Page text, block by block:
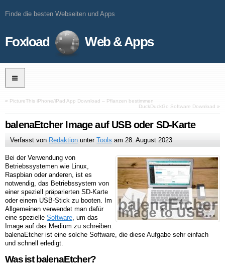
Finde die besten Webseiten und Apps
Foxload Web & Apps
« PictureThis iPhone/iPad App Download – Pflanzen bestimmen
DuckDuckGo Software Download »
balenaEtcher Image auf USB oder SD-Karte
Verfasst von Redaktion unterTools am28. August 2023
Bei der Verwendung von
Betriebssystemen wie Linux,
Raspbian oder anderen, ist es
notwendig, das Betriebssystem von
einer speziell präparierten SD-Karte
oder einem USB-Stick zu booten. Im
Allgemeinen verwendet man dafür
eine spezielle Software, um das
Image auf das Medium zu schreiben.
balenaEtcher ist eine solche Software, die diese Aufgabe sehr einfach
und schnell erledigt.
Was ist balenaEtcher?